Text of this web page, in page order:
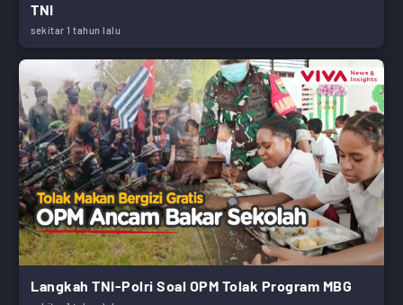
TNI
sekitar 1 tahun lalu
Langkah TNI-Polri Soal OPM Tolak Program MBG